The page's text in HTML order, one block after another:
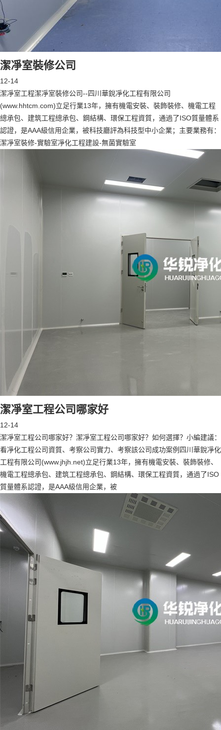
潔凈室裝修公司
12-14
潔凈室工程潔凈室裝修公司--四川華銳凈化工程有限公司
(www.hhtcm.com)立足行業13年，擁有機電安裝、裝飾裝修、機電工程
總承包、建筑工程總承包、鋼結構、環保工程資質，通過了ISO質量體系
認證，是AAA級信用企業，被科技廳評為科技型中小企業；主要業務有：
潔凈室裝修-實驗室凈化工程建設-無菌實驗室
潔凈室工程公司哪家好
12-14
潔凈室工程公司哪家好？潔凈室工程公司哪家好？如何選擇？小編建議：
看凈化工程公司資質、考察公司實力、考察該公司成功案例四川華銳凈化
工程有限公司(www.jhjh.net)立足行業13年，擁有機電安裝、裝飾裝修、
機電工程總承包、建筑工程總承包、鋼結構、環保工程資質，通過了ISO
質量體系認證，是AAA級信用企業，被